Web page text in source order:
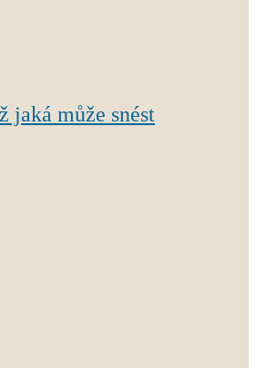
jaká může snést